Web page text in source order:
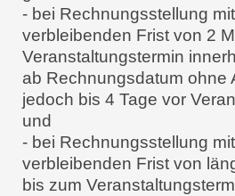
- bei Rechnungsstellung
verbleibenden Frist von 2
Veranstaltungstermin
ab Rechnungsdatum ohne
jedoch bis 4 Tage vor
und
- bei Rechnungsstellung
verbleibenden Frist von
bis zum